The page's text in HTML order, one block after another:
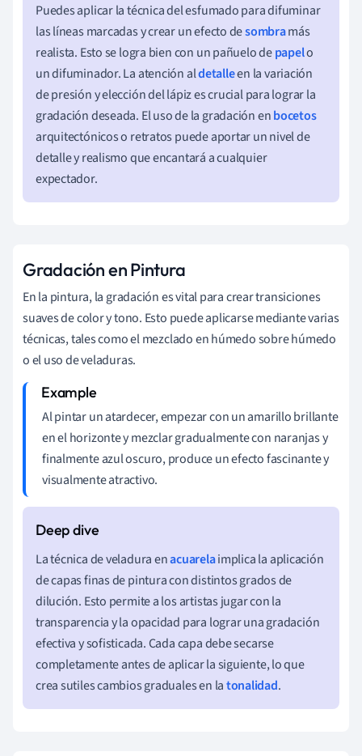
Puedes aplicar la técnica del esfumado para difuminar
las líneas marcadas y crear un efecto desombramás
realista. Esto se logra bien con un pañuelo depapelo
un difuminador. La atención aldetalleen la variación
de presión y elección del lápiz es crucial para lograr la
gradación deseada. El uso de la gradación enbocetos
arquitectónicos o retratos puede aportar un nivel de
detalle y realismo que encantará a cualquier
expectador.
Gradación en Pintura
En la pintura, la gradación es vital para crear transiciones
suaves de color y tono. Esto puede aplicarse mediante varias
técnicas, tales como el mezclado en húmedo sobre húmedo
o el uso de veladuras.
Al pintar un atardecer, empezar con un amarillo brillante
en el horizonte y mezclar gradualmente con naranjas y
finalmente azul oscuro, produce un efecto fascinante y
visualmente atractivo.
La técnica de veladura enacuarelaimplica la aplicación
de capas finas de pintura con distintos grados de
dilución. Esto permite a los artistas jugar con la
transparencia y la opacidad para lograr una gradación
efectiva y sofisticada. Cada capa debe secarse
completamente antes de aplicar la siguiente, lo que
crea sutiles cambios graduales en latonalidad.